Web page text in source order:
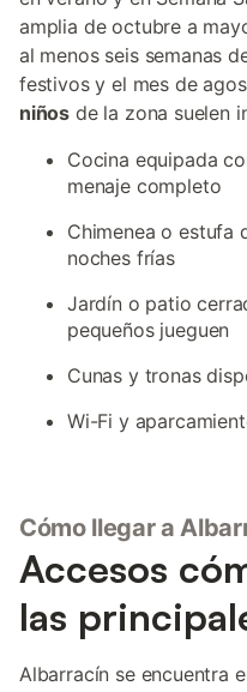
amplia de octubre a
al menos seis semanas
festivos y el mes de
niños de la zona suelen
Cocina equipada
menaje completo
Chimenea o estufa
noches frías
Jardín o patio
pequeños jueguen
Cunas y tronas
Wi-Fi y
Cómo llegar a
Accesos
las
Albarracín se encuentra